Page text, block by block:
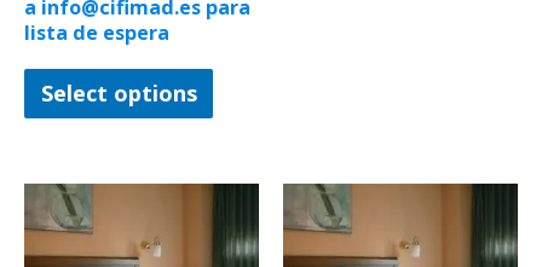
a info@cifimad.es para
lista de espera
Select options